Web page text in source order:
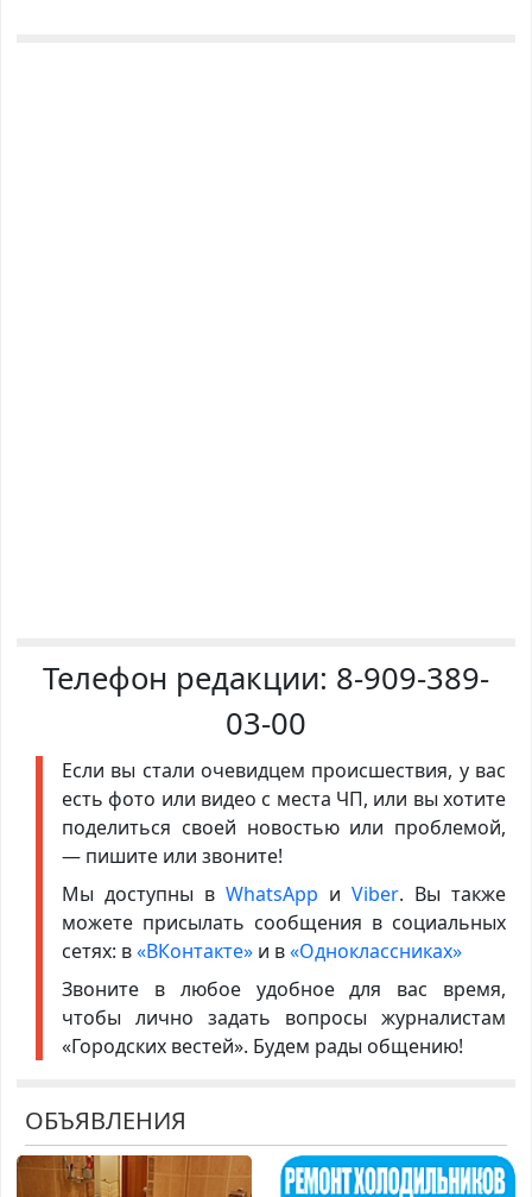
Телефон редакции: 8-909-389-
03-00
Если вы стали очевидцем происшествия, у вас
есть фото или видео с места ЧП, или вы хотите
поделиться своей новостью или проблемой,
— пишите или звоните!
Мы доступны в WhatsApp иViber. Вы также
можете присылать сообщения в социальных
сетях: в«ВКонтакте»и в«Одноклассниках»
Звоните в любое удобное для вас время,
чтобы лично задать вопросы журналистам
«Городских вестей». Будем рады общению!
ОБЪЯВЛЕНИЯ